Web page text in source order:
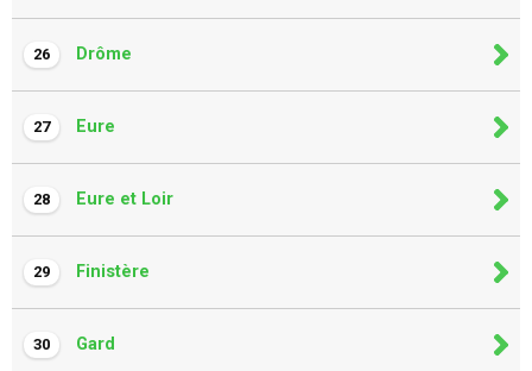
26 Drôme
27 Eure
28 Eure et Loir
29 Finistère
30 Gard